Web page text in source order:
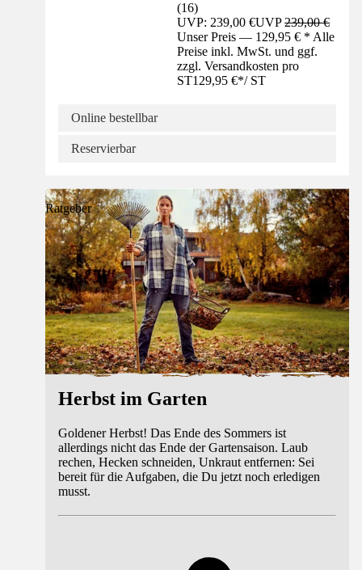
(16)
UVP: 239,00 €UVP239,00 €
Unser Preis — 129,95 € * Alle
Preise inkl. MwSt. und ggf.
zzgl. Versandkosten pro
ST129,95 €*/ ST
Online bestellbar
Reservierbar
Ratgeber
Herbst im Garten
Goldener Herbst! Das Ende des Sommers ist
allerdings nicht das Ende der Gartensaison. Laub
rechen, Hecken schneiden, Unkraut entfernen: Sei
bereit für die Aufgaben, die Du jetzt noch erledigen
musst.